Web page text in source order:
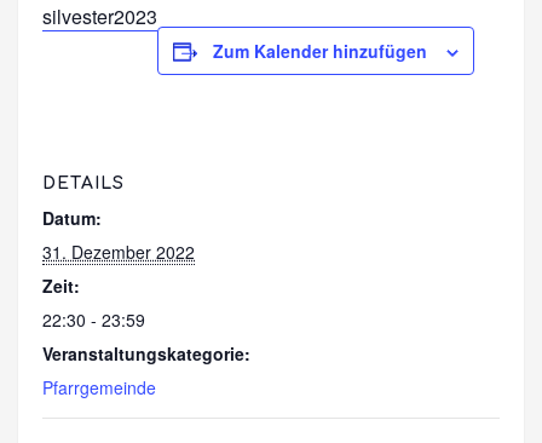
silvester2023
Zum Kalender hinzufügen
DETAILS
Datum:
31. Dezember 2022
Zeit:
22:30 - 23:59
Veranstaltungskategorie:
Pfarrgemeinde